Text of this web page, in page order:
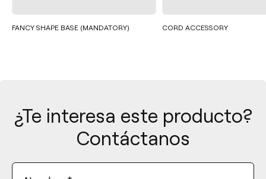
FANCY SHAPE BASE (MANDATORY) CORD ACCESSORY
¿Te interesa este producto?
Contáctanos